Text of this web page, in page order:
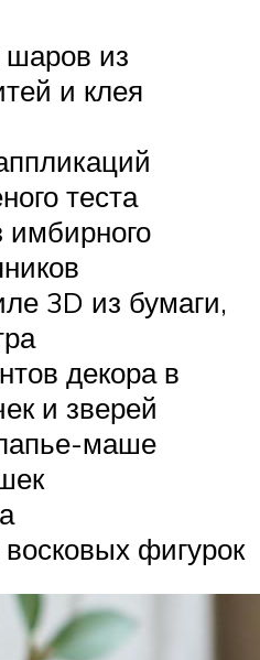
шаров из
и клея
теста
3D из бумаги,
декора в
и зверей
маше
фигурок